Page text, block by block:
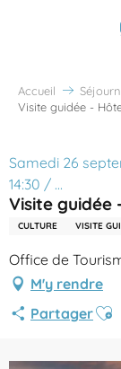
Accueil
Visite guidée -
Samedi 26
14:30 / ...
Visite guidée
CULTURE VISITE
Office de
M'y rendre
Partager